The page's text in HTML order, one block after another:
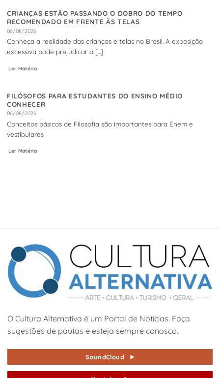
CRIANÇAS ESTÃO PASSANDO O DOBRO DO TEMPO
RECOMENDADO EM FRENTE ÀS TELAS
06/08/2026
Conheça a realidade das crianças e telas no Brasil. A exposição
excessiva pode prejudicar o [...]
Ler Matéria
FILÓSOFOS PARA ESTUDANTES DO ENSINO MÉDIO
CONHECER
06/08/2026
Conceitos básicos de Filosofia são importantes para Enem e
vestibulares
Ler Matéria
O Cultura Alternativa é um Portal de Notícias. Faça
sugestões de pautas e esteja sempre conosco.
SoundCloud